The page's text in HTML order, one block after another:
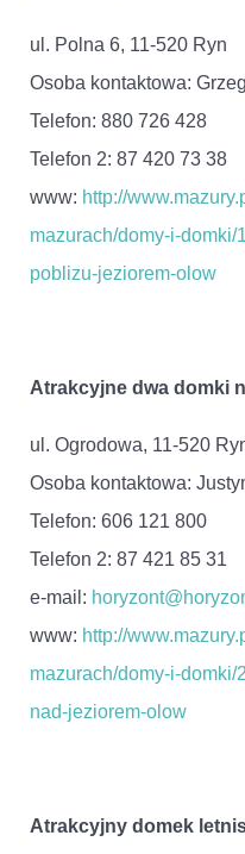
ul. Polna 6, 11-520 Ryn
Osoba kontaktowa:
Telefon: 880 726 428
Telefon 2: 87 420 73 38
www: http://
mazurach/domy-i-
poblizu-jeziorem-olow
Atrakcyjne dwa domki
ul. Ogrodowa, 11-520
Osoba kontaktowa:
Telefon: 606 121 800
Telefon 2: 87 421 85 31
e-mail:
www: http://
mazurach/domy-i-
nad-jeziorem-olow
Atrakcyjny domek